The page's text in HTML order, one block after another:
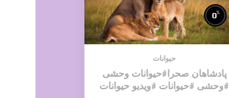
0%
حیوانات
پادشاهان صحرا#حیوانات وحشی
#وحشی #حیوانات #ویدیو حیوانات